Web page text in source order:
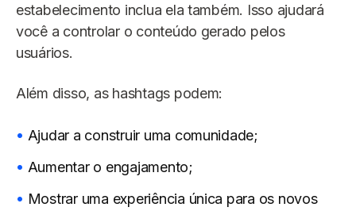
estabelecimento inclua ela também. Isso ajudará
você a controlar o conteúdo gerado pelos
usuários.
Além disso, as hashtags podem:
Ajudar a construir uma comunidade;
Aumentar o engajamento;
Mostrar uma experiência única para os novos